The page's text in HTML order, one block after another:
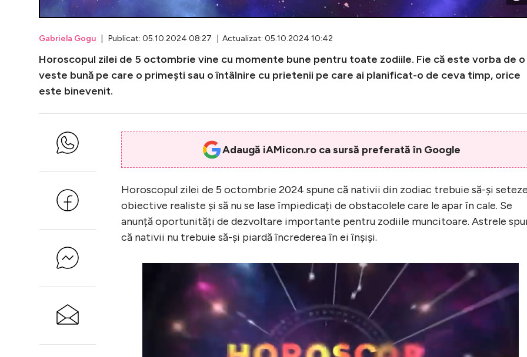
Gabriela Gogu | Publicat: 05.10.2024 08:27 | Actualizat: 05.10.2024 10:42
Horoscopul zilei de 5 octombrie vine cu momente bune pentru toate zodiile. Fie că este vorba de o
veste bună pe care o primești sau o întâlnire cu prietenii pe care ai planificat-o de ceva timp, orice
este binevenit.
Adaugă iAMicon.ro ca sursă preferată în Google
Horoscopul zilei de 5 octombrie 2024 spune că nativii din zodiac trebuie să-și
obiective realiste și să nu se lase împiedicați de obstacolele care le apar în cale. Se
anunță oportunități de dezvoltare importante pentru zodiile muncitoare. Astrele
că nativii nu trebuie să-și piardă încrederea în ei înșiși.